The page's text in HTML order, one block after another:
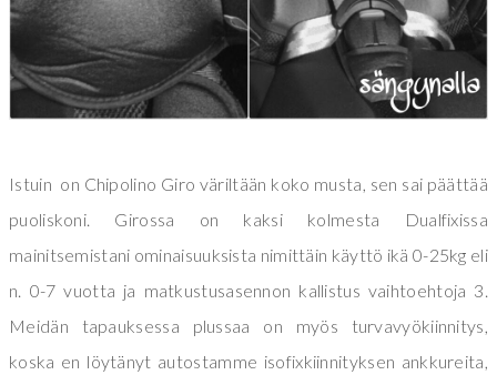
Istuin on Chipolino Giro väriltään koko musta, sen sai päättää
puoliskoni. Girossa on kaksi kolmesta Dualfixissa
mainitsemistani ominaisuuksista nimittäin käyttö ikä 0-25kg eli
n. 0-7 vuotta ja matkustusasennon kallistus vaihtoehtoja 3.
Meidän tapauksessa plussaa on myös turvavyökiinnitys,
koska en löytänyt autostamme isofixkiinnityksen ankkureita,